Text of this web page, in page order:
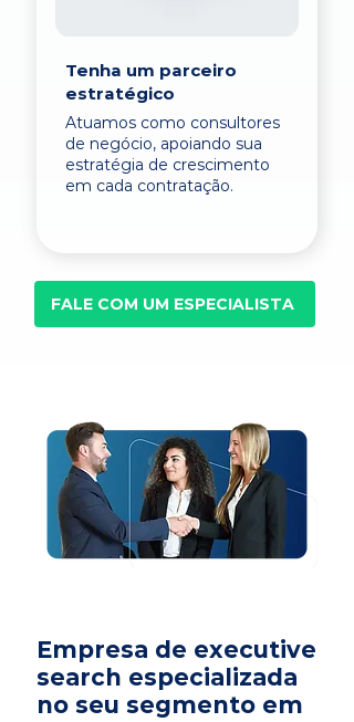
Tenha um parceiro
estratégico
Atuamos como consultores
de negócio, apoiando sua
estratégia de crescimento
em cada contratação.
FALE COM UM ESPECIALISTA
Empresa de executive
search especializada
no seu segmento em